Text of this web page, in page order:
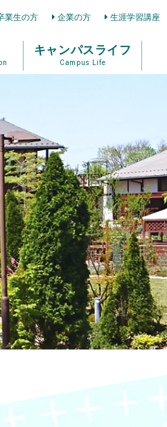
業生の方 企業の方 生涯学習講座
キャンパスライフ
Campus Life